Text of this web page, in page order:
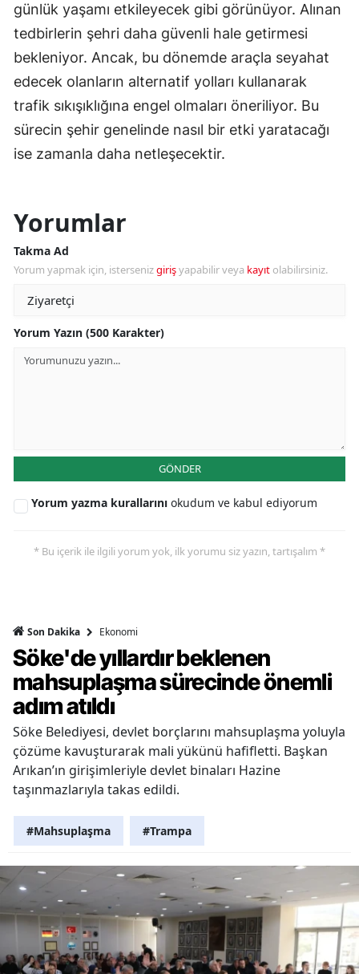
günlük yaşamı etkileyecek gibi görünüyor. Alınan
tedbirlerin şehri daha güvenli hale getirmesi
bekleniyor. Ancak, bu dönemde araçla seyahat
edecek olanların alternatif yolları kullanarak
trafik sıkışıklığına engel olmaları öneriliyor. Bu
sürecin şehir genelinde nasıl bir etki yaratacağı
ise zamanla daha netleşecektir.
Yorumlar
Takma Ad
Yorum yapmak için, istersenizgirişyapabilir veya kayıt olabilirsiniz.
Yorum Yazın (500 Karakter)
GÖNDER
Yorum yazma kurallarını okudum ve kabul ediyorum
* Bu içerik ile ilgili yorum yok, ilk yorumu siz yazın, tartışalım *
Son Dakika Ekonomi
Söke'de yıllardır beklenen
mahsuplaşma sürecinde önemli
adım atıldı
Söke Belediyesi, devlet borçlarını mahsuplaşma yoluyla
çözüme kavuşturarak mali yükünü hafifletti. Başkan
Arıkan’ın girişimleriyle devlet binaları Hazine
taşınmazlarıyla takas edildi.
#Mahsuplaşma #Trampa